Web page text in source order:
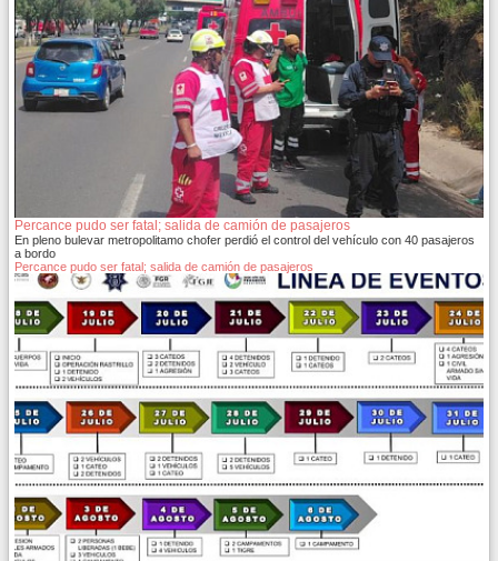
Percance pudo ser fatal; salida de camión de pasajeros
En pleno bulevar metropolitamo chofer perdió el control del vehículo con 40 pasajeros
a bordo
Percance pudo ser fatal; salida de camión de pasajeros